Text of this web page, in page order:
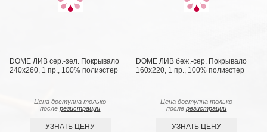
DOME ЛИВ сер.-зел. Покрывало
240х260, 1 пр., 100% полиэстер
Цена доступна только
послерегистрации
УЗНАТЬ ЦЕНУ
DOME ЛИВ беж.-сер. Покрывало
160х220, 1 пр., 100% полиэстер
Цена доступна только
послерегистрации
УЗНАТЬ ЦЕНУ